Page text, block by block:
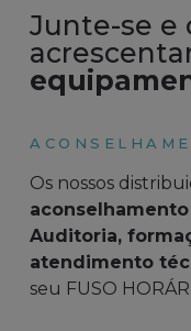
Junte-se e
Os nossos
Auditoria,
atendimento
seu FUSO